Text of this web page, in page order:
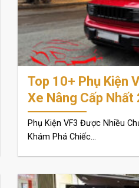
Top 10+ Phụ Kiện
Xe Nâng Cấp Nhất
Phụ Kiện VF3 Được Nhiều
Khám Phá Chiếc...